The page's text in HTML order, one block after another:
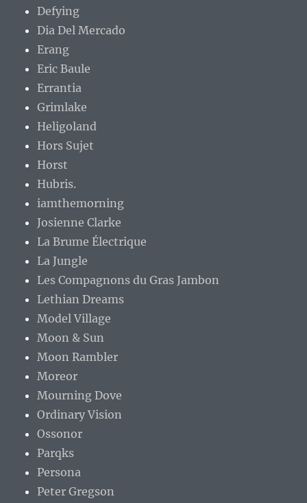
Defying
Dia Del Mercado
Erang
Eric Baule
Errantia
Grimlake
Heligoland
Hors Sujet
Horst
Hubris.
iamthemorning
Josienne Clarke
La Brume Électrique
La Jungle
Les Compagnons du Gras Jambon
Lethian Dreams
Model Village
Moon & Sun
Moon Rambler
Moreor
Mourning Dove
Ordinary Vision
Ossonor
Parqks
Persona
Peter Gregson